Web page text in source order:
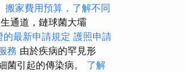
搬家費用預算，了解不同
通道，鏈球菌大壩
的最新申請規定 護照申請
務 由於疾病的罕見形
菌引起的傳染病。 了解